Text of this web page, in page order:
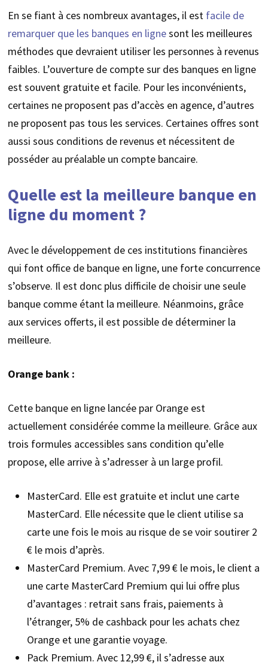
En se fiant à ces nombreux avantages, il est facile de
remarquer que les banques en lignesont les meilleures
méthodes que devraient utiliser les personnes à revenus
faibles. L’ouverture de compte sur des banques en ligne
est souvent gratuite et facile. Pour les inconvénients,
certaines ne proposent pas d’accès en agence, d’autres
ne proposent pas tous les services. Certaines offres sont
aussi sous conditions de revenus et nécessitent de
posséder au préalable un compte bancaire.
Quelle est la meilleure banque en
ligne du moment ?
Avec le développement de ces institutions financières
qui font office de banque en ligne, une forte concurrence
s’observe. Il est donc plus difficile de choisir une seule
banque comme étant la meilleure. Néanmoins, grâce
aux services offerts, il est possible de déterminer la
meilleure.
Orange bank :
Cette banque en ligne lancée par Orange est
actuellement considérée comme la meilleure. Grâce aux
trois formules accessibles sans condition qu’elle
propose, elle arrive à s’adresser à un large profil.
MasterCard. Elle est gratuite et inclut une carte
MasterCard. Elle nécessite que le client utilise sa
carte une fois le mois au risque de se voir soutirer 2
€ le mois d’après.
MasterCard Premium. Avec 7,99 € le mois, le client a
une carte MasterCard Premium qui lui offre plus
d’avantages : retrait sans frais, paiements à
l’étranger, 5% de cashback pour les achats chez
Orange et une garantie voyage.
Pack Premium. Avec 12,99 €, il s’adresse aux